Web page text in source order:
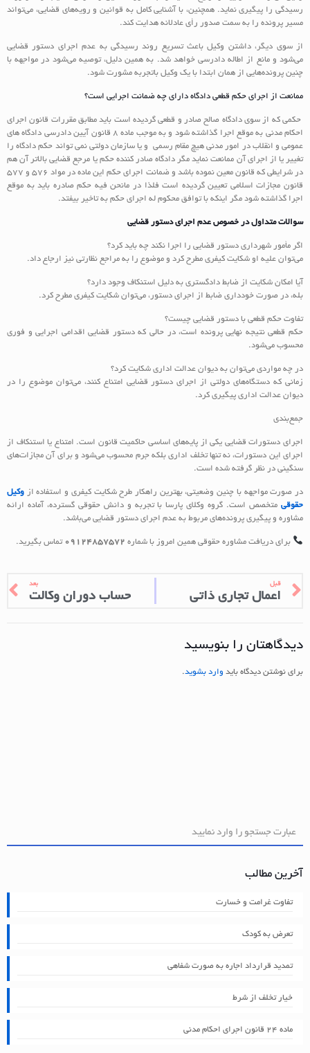
رسیدگی را پیگیری نماید. همچنین، با آشنایی کامل به قوانین و رویه‌های قضایی، می‌تواند
مسیر پرونده را به سمت صدور رأی عادلانه هدایت کند.
از سوی دیگر، داشتن وکیل باعث تسریع روند رسیدگی به عدم اجرای دستور قضایی
می‌شود و مانع از اطاله دادرسی خواهد شد. به همین دلیل، توصیه می‌شود در مواجهه با
چنین پرونده‌هایی از همان ابتدا با یک وکیل باتجربه مشورت شود.
ممانعت از اجراي حكم قطعي دادگاه داراي چه ضمانت اجرايي است؟
حكمي كه از سوي دادگاه صالح صادر و قطعی گردیده است بايد مطابق مقررات قانون اجراي
احكام مدني به موقع اجرا گذاشته شود و به موجب ماده 8 قانون آيين دادرسي دادگاه هاي
عمومي و انقلاب در امور مدني هيچ مقام رسمي و يا سازمان دولتي نمي تواند حكم دادگاه را
تغيير يا از اجراي آن ممانعت نماید مگر دادگاه صادر كننده حكم يا مرجع قضايي بالاتر آن هم
در شرايطي كه قانون معين نموده باشد و ضمانت اجراي حكم اين ماده در مواد 576 و 577
قانون مجازات اسلامي تعيين گرديده است فلذا در مانحن فيه حكم صادره بايد به موقع
اجرا گذاشته شود مگر اينكه با توافق محكوم له اجراي حكم به تاخير بيفتد.
سوالات متداول در خصوص عدم اجرای دستور قضایی
اگر مأمور شهرداری دستور قضایی را اجرا نکند چه باید کرد؟
می‌توان علیه او شکایت کیفری مطرح کرد و موضوع را به مراجع نظارتی نیز ارجاع داد.
آیا امکان شکایت از ضابط دادگستری به دلیل استنکاف وجود دارد؟
بله، در صورت خودداری ضابط از اجرای دستور، می‌توان شکایت کیفری مطرح کرد.
تفاوت حکم قطعی با دستور قضایی چیست؟
حکم قطعی نتیجه نهایی پرونده است، در حالی که دستور قضایی اقدامی اجرایی و فوری
محسوب می‌شود.
در چه مواردی می‌توان به دیوان عدالت اداری شکایت کرد؟
زمانی که دستگاه‌های دولتی از اجرای دستور قضایی امتناع کنند، می‌توان موضوع را در
دیوان عدالت اداری پیگیری کرد.
جمع‌بندی
اجرای دستورات قضایی یکی از پایه‌های اساسی حاکمیت قانون است. امتناع یا استنکاف از
اجرای این دستورات، نه تنها تخلف اداری بلکه جرم محسوب می‌شود و برای آن مجازات‌های
سنگینی در نظر گرفته شده است.
در صورت مواجهه با چنین وضعیتی، بهترین راهکار طرح شکایت کیفری و استفاده از وکیل
حقوقی متخصص است. گروه وکلای پارسا با تجربه و دانش حقوقی گسترده، آماده ارائه
مشاوره و پیگیری پرونده‌های مربوط به عدم اجرای دستور قضایی می‌باشد.
برای دریافت مشاوره حقوقی همین امروز با شماره 09124857572 تماس بگیرید.
قبل
اعمال تجاری ذاتی
بعد
حساب دوران وکالت
دیدگاهتان را بنویسید
برای نوشتن دیدگاه باید وارد بشوید.
آخرین مطالب
تفاوت غرامت و خسارت
تعرض به کودک
تمدید قرارداد اجاره به صورت شفاهی
خیار تخلف از شرط
ماده ۲۴ قانون اجرای احکام مدنی